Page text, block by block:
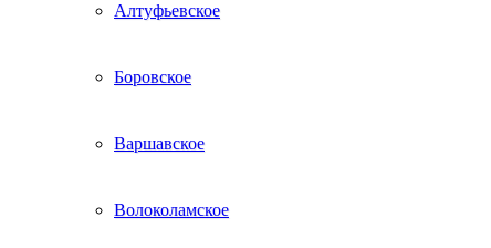
Алтуфьевское
Боровское
Варшавское
Волоколамское